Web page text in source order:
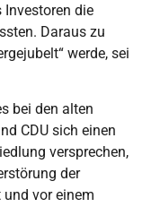
Investoren die
Daraus zu
werde, sei
bei den alten
CDU sich einen
versprechen,
der
vor einem